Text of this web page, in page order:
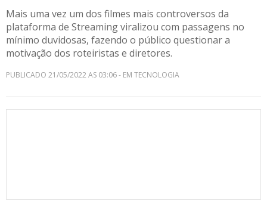
Mais uma vez um dos filmes mais controversos da
plataforma de Streaming viralizou com passagens no
mínimo duvidosas, fazendo o público questionar a
motivação dos roteiristas e diretores.
PUBLICADO 21/05/2022 AS 03:06 - EM TECNOLOGIA